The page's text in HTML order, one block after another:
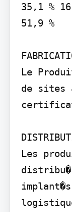
35,1 %
51,9 %
Le
de sites
Les